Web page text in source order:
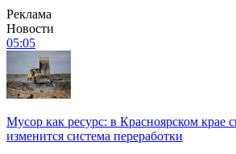
Реклама
Новости
05:05
Мусор как ресурс: в Красноярском крае
изменится система переработки